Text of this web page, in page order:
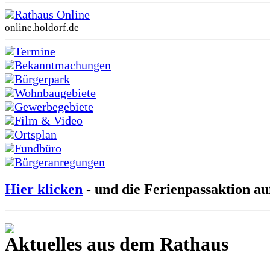
Rathaus Online
online.holdorf.de
Termine
Bekanntmachungen
Bürgerpark
Wohnbaugebiete
Gewerbegebiete
Film & Video
Ortsplan
Fundbüro
Bürgeranregungen
Hier klicken - und die Ferienpassaktion
Aktuelles aus dem Rathaus